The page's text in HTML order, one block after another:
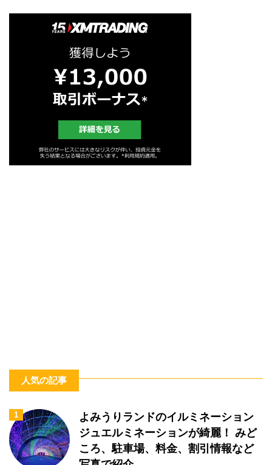
人気の記事
1
よみうりランドのイルミネーション
ジュエルミネーションが綺麗！ みど
ころ、駐車場、料金、割引情報など